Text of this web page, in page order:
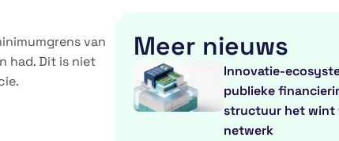
van
had. Dit is niet
Meer nieuws
Innovatie-
publieke
structuur het wint
netwerk